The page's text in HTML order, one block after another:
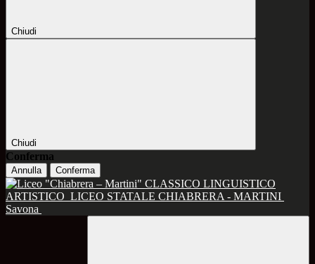
Chiudi
Chiudi
Conferma
Annulla Conferma
CLASSICO LINGUISTICO
ARTISTICO LICEO STATALE CHIABRERA - MARTINI
Savona